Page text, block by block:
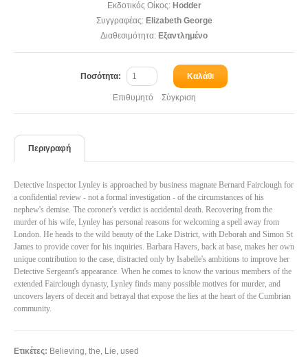
Εκδοτικός Οίκος: Hodder
Συγγραφέας:Elizabeth George
Διαθεσιμότητα: Εξαντλημένο
Ποσότητα: Καλάθι
Επιθυμητό Σύγκριση
Περιγραφή
Detective Inspector Lynley is approached by business magnate Bernard Fairclough for
a confidential review - not a formal investigation - of the circumstances of his
nephew's demise. The coroner's verdict is accidental death. Recovering from the
murder of his wife, Lynley has personal reasons for welcoming a spell away from
London. He heads to the wild beauty of the Lake District, with Deborah and Simon St
James to provide cover for his inquiries. Barbara Havers, back at base, makes her own
unique contribution to the case, distracted only by Isabelle's ambitions to improve her
Detective Sergeant's appearance. When he comes to know the various members of the
extended Fairclough dynasty, Lynley finds many possible motives for murder, and
uncovers layers of deceit and betrayal that expose the lies at the heart of the Cumbrian
community.
Ετικέτες: Believing, the, Lie, used